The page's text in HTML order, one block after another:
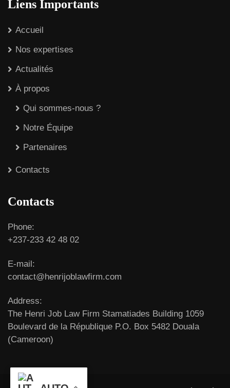
Liens Importants
Accueil
Nos expertises
Actualités
À propos
Qui sommes-nous ?
Notre Équipe
Partenaires
Contacts
Contacts
Phone:
+237-233 42 48 02
E-mail:
contact@henrijoblawfirm.com
Address:
The Henri Job Law Firm Stamatiades Building 1059
Boulevard de la République P.O. Box 5482 Douala
(Cameroon)